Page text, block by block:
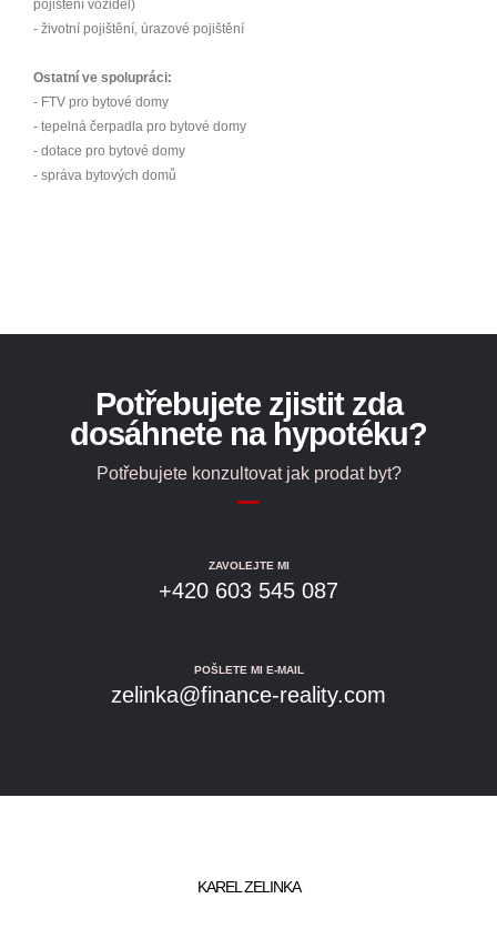
pojištění vozidel)
- životní pojištění, úrazové pojištění
Ostatní ve spolupráci:
- FTV pro bytové domy
- tepelná čerpadla pro bytové domy
- dotace pro bytové domy
- správa bytových domů
Potřebujete zjistit zda
dosáhnete na hypotéku?
Potřebujete konzultovat jak prodat byt?
ZAVOLEJTE MI
+420 603 545 087
POŠLETE MI E-MAIL
zelinka@finance-reality.com
KAREL ZELINKA